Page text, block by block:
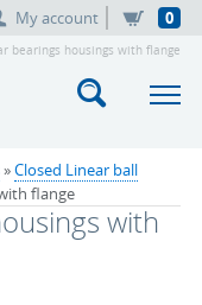
My account 0
bearings housings with flange
»Closed Linear ball
flange
with